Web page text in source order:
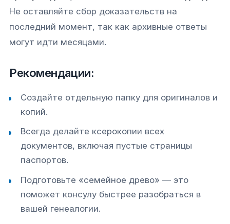
Не оставляйте сбор доказательств на
последний момент, так как архивные ответы
могут идти месяцами.
Рекомендации:
Создайте отдельную папку для оригиналов и
копий.
Всегда делайте ксерокопии всех
документов, включая пустые страницы
паспортов.
Подготовьте «семейное древо» — это
поможет консулу быстрее разобраться в
вашей генеалогии.